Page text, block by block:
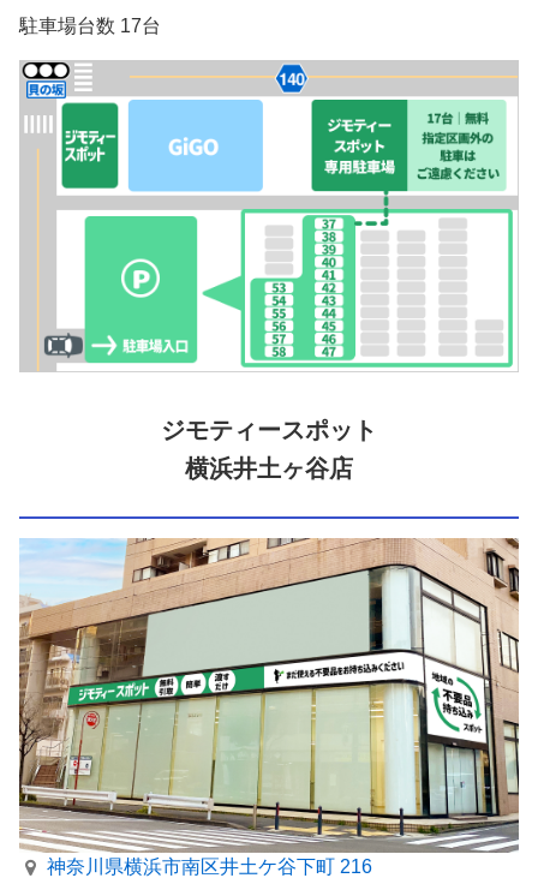
駐車場台数 17台
ジモティースポット
横浜井土ヶ谷店
神奈川県横浜市南区井⼟ケ⾕下町 216